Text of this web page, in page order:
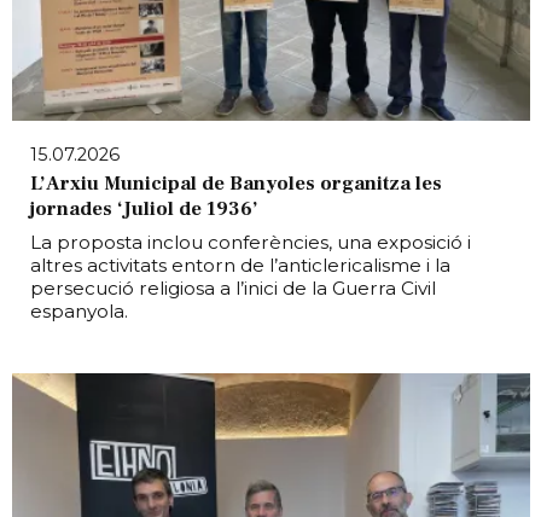
15.07.2026
L’Arxiu Municipal de Banyoles organitza les
jornades ‘Juliol de 1936’
La proposta inclou conferències, una exposició i
altres activitats entorn de l’anticlericalisme i la
persecució religiosa a l’inici de la Guerra Civil
espanyola.